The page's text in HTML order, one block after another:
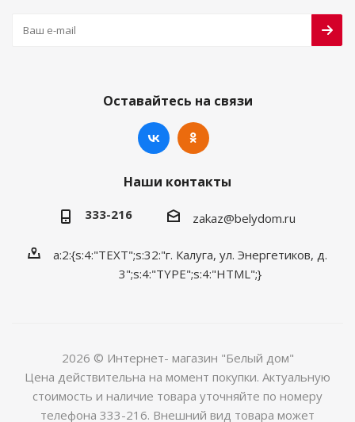
Оставайтесь на связи
Наши контакты
333-216 zakaz@belydom.ru
a:2:{s:4:"TEXT";s:32:"г. Калуга, ул. Энергетиков, д.
3";s:4:"TYPE";s:4:"HTML";}
2026 © Интернет- магазин "Белый дом"
Цена действительна на момент покупки. Актуальную
стоимость и наличие товара уточняйте по номеру
телефона 333-216. Внешний вид товара может